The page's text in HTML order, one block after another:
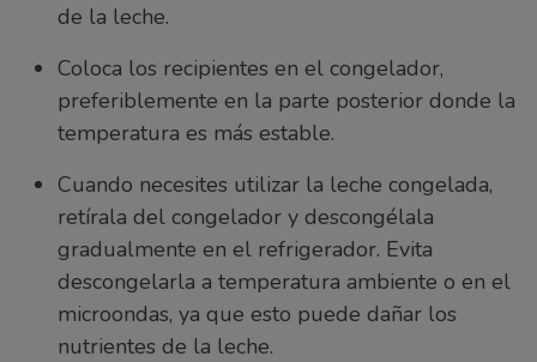
de la leche.
Coloca los recipientes en el congelador,
preferiblemente en la parte posterior donde la
temperatura es más estable.
Cuando necesites utilizar la leche congelada,
retírala del congelador y descongélala
gradualmente en el refrigerador. Evita
descongelarla a temperatura ambiente o en el
microondas, ya que esto puede dañar los
nutrientes de la leche.